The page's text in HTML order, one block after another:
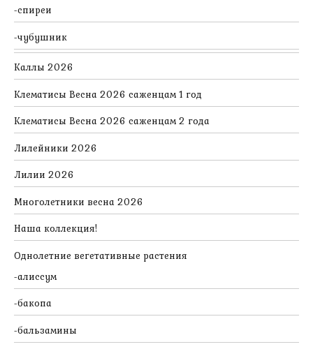
спиреи
чубушник
Каллы 2026
Клематисы Весна 2026 саженцам 1 год
Клематисы Весна 2026 саженцам 2 года
Лилейники 2026
Лилии 2026
Многолетники весна 2026
Наша коллекция!
Однолетние вегетативные растения
алиссум
бакопа
бальзамины